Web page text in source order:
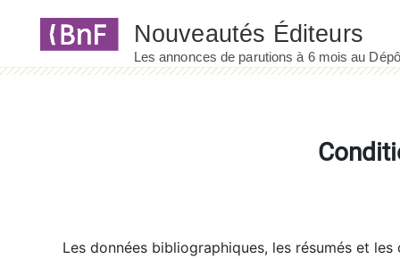
Les données bibliographiques, les résumés et